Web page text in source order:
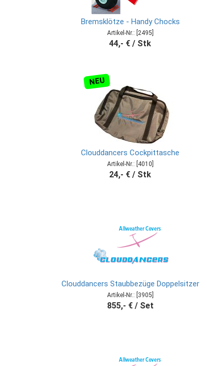
Bremsklötze - Handy Chocks
Artikel-Nr.: [2495]
44,- € / Stk
NEU
Clouddancers Cockpittasche
Artikel-Nr.: [4010]
24,- € / Stk
Clouddancers Staubbezüge Doppelsitzer
Artikel-Nr.: [3905]
855,- € / Set